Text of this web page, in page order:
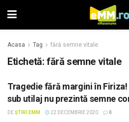
Acasa Tag fără semne vitale
Etichetă: fără semne vitale
Tragedie fără margini în
sub utilaj nu prezintă semne
DEȘTIRI EMM 22 DECEMBRIE 2020 0